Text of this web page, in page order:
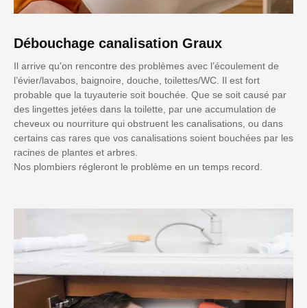
Débouchage canalisation Graux
Il arrive qu'on rencontre des problèmes avec l’écoulement de
l’évier/lavabos, baignoire, douche, toilettes/WC. Il est fort
probable que la tuyauterie soit bouchée. Que se soit causé par
des lingettes jetées dans la toilette, par une accumulation de
cheveux ou nourriture qui obstruent les canalisations, ou dans
certains cas rares que vos canalisations soient bouchées par les
racines de plantes et arbres.
Nos plombiers régleront le problème en un temps record.